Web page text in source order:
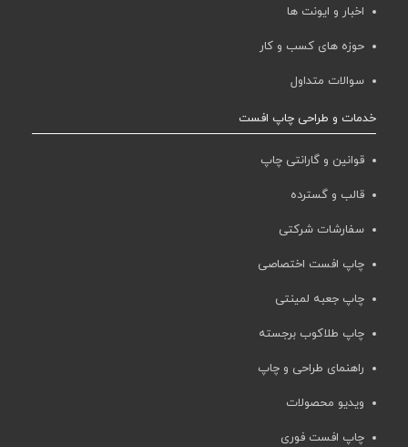
اخبار و ایونت ها
حوزه های کسب و کار
سوالات متداول
خدمات و طراحی چاپ افست
قوانین و گارانتی چاپ
قالب و گسترده
سفارشات شرکتی
چاپ افست اختصاصی
چاپ جعبه لمینتی
چاپ طلاکوب برجسته
راهنمای طراحی و چاپ
ویدیو محصولات
چاپ افست فوری